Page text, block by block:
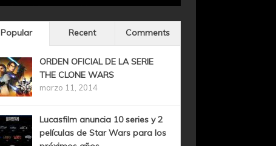
Popular Recent Comments
ORDEN OFICIAL DE LA SERIE
THE CLONE WARS
marzo 11, 2014
Lucasfilm anuncia 10 series y 2
películas de Star Wars para los